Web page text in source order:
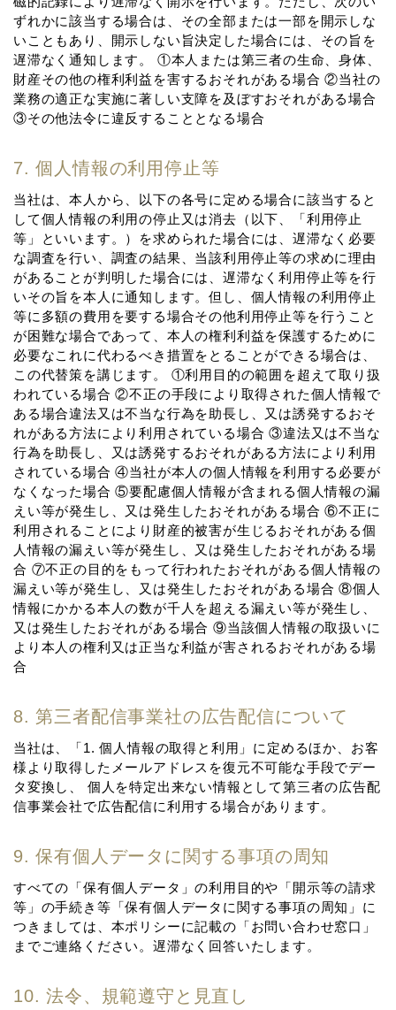
ずれかに該当する場合は、その全部または⼀部を開⽰しな
いこともあり、開⽰しない旨決定した場合には、その旨を
遅滞なく通知します。 ①本⼈または第三者の⽣命、⾝体、
財産その他の権利利益を害するおそれがある場合 ②当社の
業務の適正な実施に著しい⽀障を及ぼすおそれがある場合
③その他法令に違反することとなる場合
7. 個⼈情報の利⽤停⽌等
当社は、本⼈から、以下の各号に定める場合に該当すると
して個⼈情報の利⽤の停⽌⼜は消去（以下、「利⽤停⽌
等」といいます。）を求められた場合には、遅滞なく必要
な調査を⾏い、調査の結果、当該利⽤停⽌等の求めに理由
があることが判明した場合には、遅滞なく利⽤停⽌等を⾏
いその旨を本⼈に通知します。但し、個⼈情報の利⽤停⽌
等に多額の費⽤を要する場合その他利⽤停⽌等を⾏うこと
が困難な場合であって、本⼈の権利利益を保護するために
必要なこれに代わるべき措置をとることができる場合は、
この代替策を講じます。 ①利⽤⽬的の範囲を超えて取り扱
われている場合 ②不正の⼿段により取得された個⼈情報で
ある場合違法⼜は不当な⾏為を助⻑し、⼜は誘発するおそ
れがある⽅法により利⽤されている場合 ③違法⼜は不当な
⾏為を助⻑し、⼜は誘発するおそれがある⽅法により利⽤
されている場合 ④当社が本⼈の個⼈情報を利⽤する必要が
なくなった場合 ⑤要配慮個⼈情報が含まれる個⼈情報の漏
えい等が発⽣し、⼜は発⽣したおそれがある場合 ⑥不正に
利⽤されることにより財産的被害が⽣じるおそれがある個
⼈情報の漏えい等が発⽣し、⼜は発⽣したおそれがある場
合 ⑦不正の⽬的をもって⾏われたおそれがある個⼈情報の
漏えい等が発⽣し、⼜は発⽣したおそれがある場合 ⑧個⼈
情報にかかる本⼈の数が千⼈を超える漏えい等が発⽣し、
⼜は発⽣したおそれがある場合 ⑨当該個⼈情報の取扱いに
より本⼈の権利⼜は正当な利益が害されるおそれがある場
合
8. 第三者配信事業社の広告配信について
当社は、「1. 個⼈情報の取得と利⽤」に定めるほか、お客
様より取得したメールアドレスを復元不可能な⼿段でデー
タ変換し、 個⼈を特定出来ない情報として第三者の広告配
信事業会社で広告配信に利⽤する場合があります。
9. 保有個⼈データに関する事項の周知
すべての「保有個⼈データ」の利⽤⽬的や「開⽰等の請求
等」の⼿続き等「保有個⼈データに関する事項の周知」に
つきましては、本ポリシーに記載の「お問い合わせ窓⼝」
までご連絡ください。遅滞なく回答いたします。
10. 法令、規範遵守と⾒直し